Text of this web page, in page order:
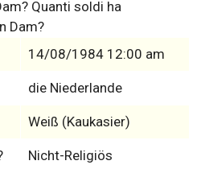
Quanti soldi ha
Dam?
14/08/1984 12:00 am
die Niederlande
Weiß (Kaukasier)
Nicht-Religiös